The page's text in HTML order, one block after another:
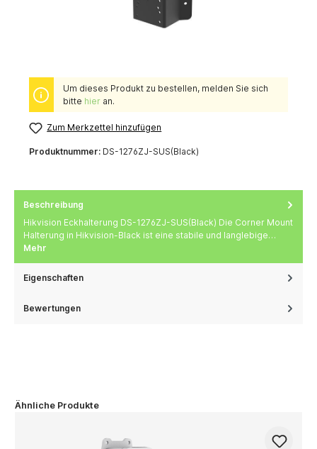
Um dieses Produkt zu bestellen, melden Sie sich
bitte hieran.
Zum Merkzettel hinzufügen
Produktnummer: DS-1276ZJ-SUS(Black)
Beschreibung
Hikvision Eckhalterung DS-1276ZJ-SUS(Black) Die Corner Mount
Halterung in Hikvision-Black ist eine stabile und langlebige…
Mehr
Eigenschaften
Bewertungen
Ähnliche Produkte